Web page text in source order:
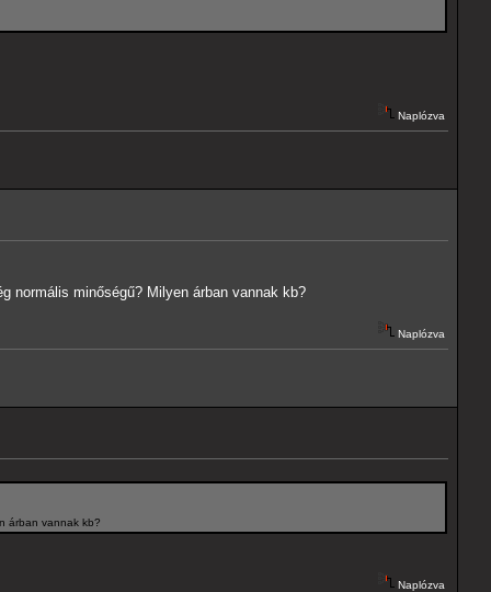
Naplózva
normális minőségű? Milyen árban vannak kb?
Naplózva
árban vannak kb?
Naplózva